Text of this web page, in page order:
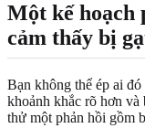
Một kế hoạch
cảm thấy bị
Bạn không thể ép ai
khoảnh khắc rõ hơn
thử một phản hồi gồm